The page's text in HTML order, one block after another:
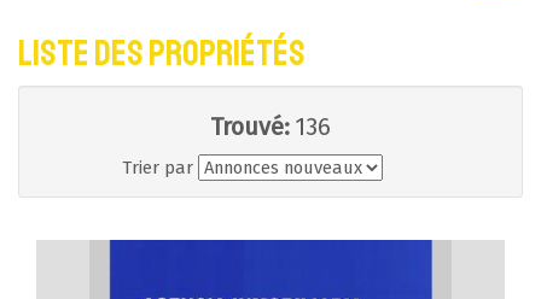
Liste des propriétés
Trouvé: 136
Trier par